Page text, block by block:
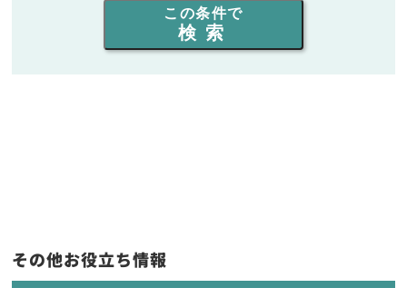
同時通話人数を選ぶ
フリーワード入力(製品名等)
この条件で
検索
その他お役立ち情報